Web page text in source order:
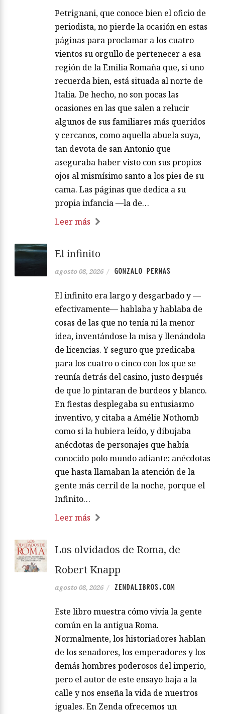
Petrignani, que conoce bien el oficio de
periodista, no pierde la ocasión en estas
páginas para proclamar a los cuatro
vientos su orgullo de pertenecer a esa
región de la Emilia Romaña que, si uno
recuerda bien, está situada al norte de
Italia. De hecho, no son pocas las
ocasiones en las que salen a relucir
algunos de sus familiares más queridos
y cercanos, como aquella abuela suya,
tan devota de san Antonio que
aseguraba haber visto con sus propios
ojos al mismísimo santo a los pies de su
cama. Las páginas que dedica a su
propia infancia —la de…
Leer más
El infinito
agosto 08, 2026 / GONZALO PERNAS
El infinito era largo y desgarbado y —
efectivamente— hablaba y hablaba de
cosas de las que no tenía ni la menor
idea, inventándose la misa y llenándola
de licencias. Y seguro que predicaba
para los cuatro o cinco con los que se
reunía detrás del casino, justo después
de que lo pintaran de burdeos y blanco.
En fiestas desplegaba su entusiasmo
inventivo, y citaba a Amélie Nothomb
como si la hubiera leído, y dibujaba
anécdotas de personajes que había
conocido polo mundo adiante; anécdotas
que hasta llamaban la atención de la
gente más cerril de la noche, porque el
Infinito…
Leer más
Los olvidados de Roma, de
Robert Knapp
agosto 08, 2026 / ZENDALIBROS.COM
Este libro muestra cómo vivía la gente
común en la antigua Roma.
Normalmente, los historiadores hablan
de los senadores, los emperadores y los
demás hombres poderosos del imperio,
pero el autor de este ensayo baja a la
calle y nos enseña la vida de nuestros
iguales. En Zenda ofrecemos un